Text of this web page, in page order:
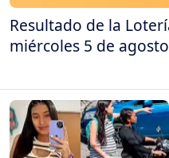
Resultado de la
miércoles 5 de